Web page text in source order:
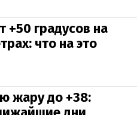
градусов на
что на это
жару до +38: